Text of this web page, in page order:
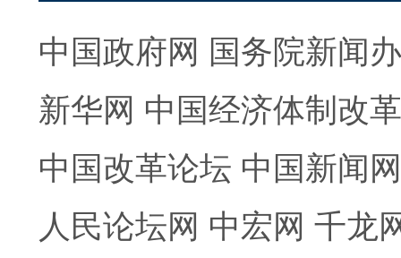
中国政府网 国务院新闻
新华网 中国经济体制改
中国改革论坛 中国新闻网
人民论坛网 中宏网 千龙